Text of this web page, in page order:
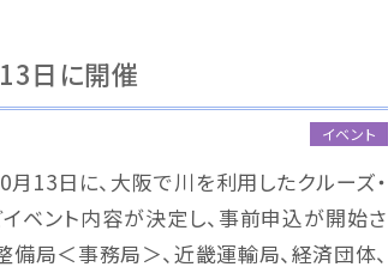
日に開催
イベント
13日に、大阪で川を利用したクルーズ・
ベント内容が決定し、事前申込が開始さ
局＜事務局＞、近畿運輸局、経済団体、